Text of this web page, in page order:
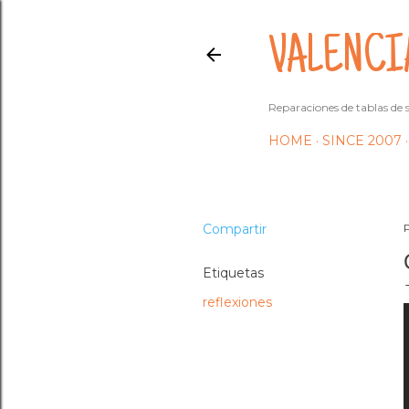
Reparaciones de tablas
HOME SINCE 2007
Compartir
Etiquetas
reflexiones